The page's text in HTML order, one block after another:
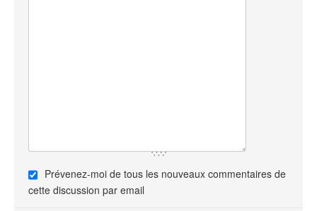
Prévenez-moi de tous les nouveaux commentaires de
cette discussion par email